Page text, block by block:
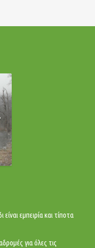
εμπειρία και τίποτα
για όλες τις